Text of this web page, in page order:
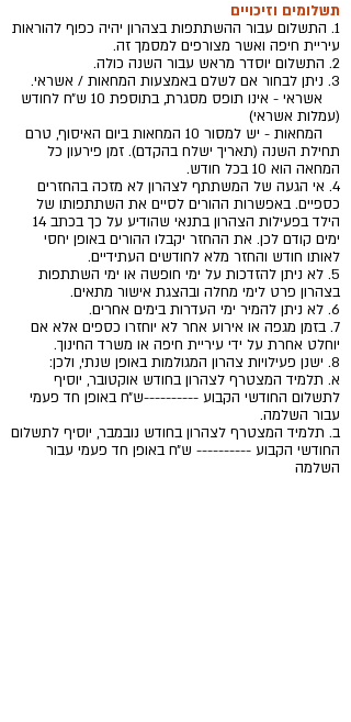
תשלומים וזיכויים
1. התשלום עבור ההשתתפות בצהרון יהיה כפוף להוראות
עיריית חיפה ואשר מצורפים למסמך זה.
2. התשלום יוסדר מראש עבור השנה כולה.
3. ניתן לבחור אם לשלם באמצעות המחאות / אשראי.
אשראי - אינו תופס מסגרת, בתוספת 10 ש״ח לחודש
(עמלות אשראי)
המחאות - יש למסור 10 המחאות ביום האיסוף, טרם
תחילת השנה (תאריך ישלח בהקדם). זמן פירעון כל
המחאה הוא 10 בכל חודש.
4. אי הגעה של המשתתף לצהרון לא מזכה בהחזרים
כספיים. באפשרות ההורים לסיים את השתתפותו של
הילד בפעילות הצהרון בתנאי שהודיע על כך בכתב 14
ימים קודם לכן. את ההחזר יקבלו ההורים באופן יחסי
לאותו חודש והחזר מלא לחודשים העתידיים.
5. לא ניתן להזדכות על ימי חופשה או ימי השתתפות
בצהרון פרט לימי מחלה ובהצגת אישור מתאים.
6. לא ניתן להמיר ימי העדרות בימים אחרים.
7. בזמן מגפה או אירוע אחר לא יוחזרו כספים אלא אם
יוחלט אחרת על ידי עיריית חיפה או משרד החינוך.
8. ישנן פעילויות צהרון המגולמות באופן שנתי, ולכן:
א. תלמיד המצטרף לצהרון בחודש אוקטובר, יוסיף
לתשלום החודשי הקבוע ----------ש״ח באופן חד פעמי
עבור השלמה.
ב. תלמיד המצטרף לצהרון בחודש נובמבר, יוסיף לתשלום
החודשי הקבוע ---------- ש״ח באופן חד פעמי עבור
השלמה